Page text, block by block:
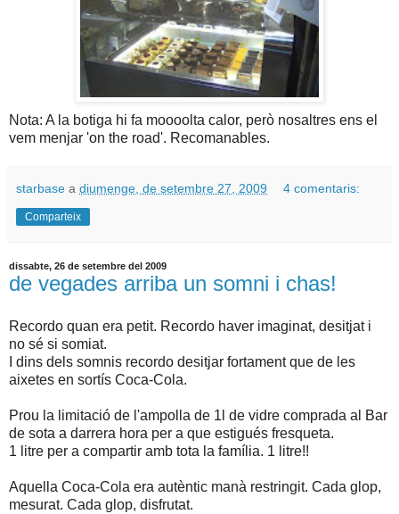
Nota: A la botiga hi fa moooolta calor, però nosaltres ens el
vem menjar 'on the road'. Recomanables.
starbase a diumenge, de setembre 27, 2009 4 comentaris:
Comparteix
dissabte, 26 de setembre del 2009
de vegades arriba un somni i chas!
Recordo quan era petit. Recordo haver imaginat, desitjat i
no sé si somiat.
I dins dels somnis recordo desitjar fortament que de les
aixetes en sortís Coca-Cola.
Prou la limitació de l'ampolla de 1l de vidre comprada al Bar
de sota a darrera hora per a que estigués fresqueta.
1 litre per a compartir amb tota la família. 1 litre!!
Aquella Coca-Cola era autèntic manà restringit. Cada glop,
mesurat. Cada glop, disfrutat.